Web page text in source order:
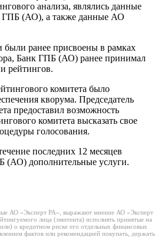
анализа, являлись данные
ГПБ (АО), а также данные АО
были ранее присвоены в рамках
Банк ГПБ (АО) ранее принимал
рейтингов.
комитета было
кворума. Председатель
предоставил возможность
комитета высказать свое
голосования.
последних 12 месяцев
(АО) дополнительные услуги.
АО «Эксперт РА», выражают мнение АО «Эксперт
лица (эмитента) исполнять принятые на
о кредитном риске его отдельных финансовых
фактов или рекомендацией покупать, держать